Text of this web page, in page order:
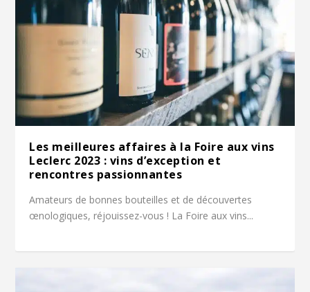
Les meilleures affaires à la Foire aux vins
Leclerc 2023 : vins d’exception et
rencontres passionnantes
Amateurs de bonnes bouteilles et de découvertes
œnologiques, réjouissez-vous ! La Foire aux vins...